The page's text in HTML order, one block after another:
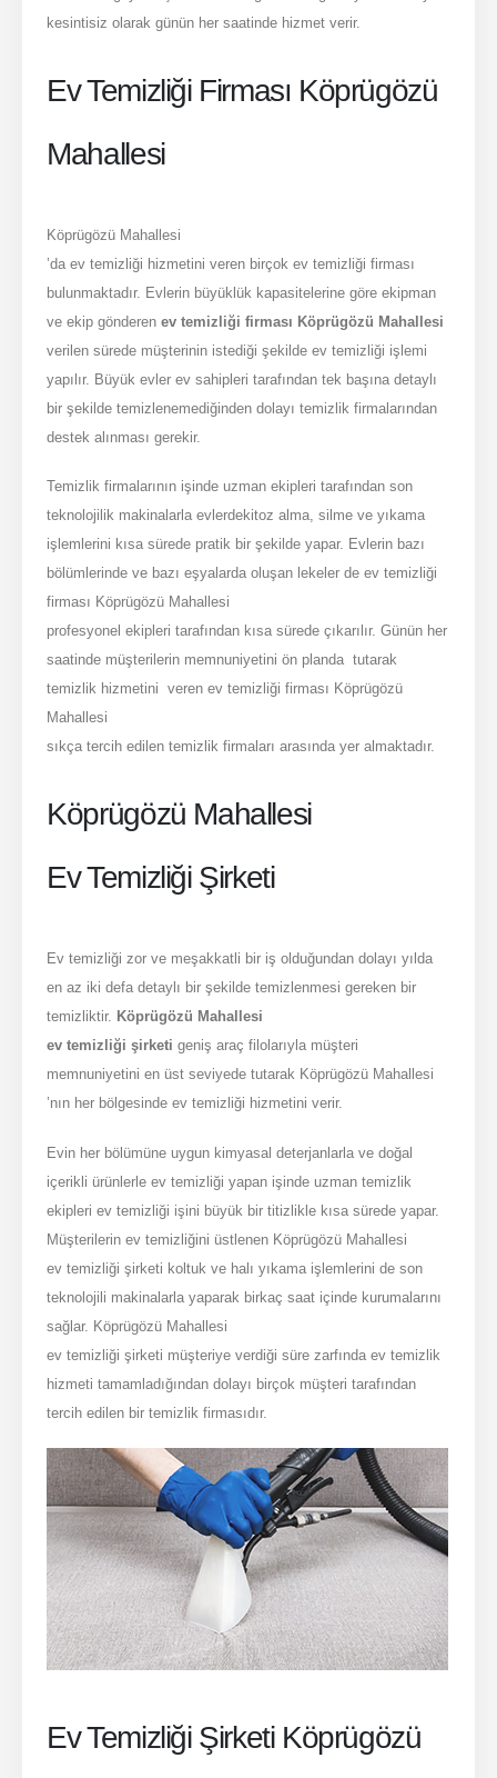
kesintisiz olarak günün her saatinde hizmet verir.
Ev Temizliği Firması Köprügözü
Mahallesi
Köprügözü Mahallesi
’da ev temizliği hizmetini veren birçok ev temizliği firması
bulunmaktadır. Evlerin büyüklük kapasitelerine göre ekipman
ve ekip gönderenev temizliği firması Köprügözü Mahallesi
verilen sürede müşterinin istediği şekilde ev temizliği işlemi
yapılır. Büyük evler ev sahipleri tarafından tek başına detaylı
bir şekilde temizlenemediğinden dolayı temizlik firmalarından
destek alınması gerekir.
Temizlik firmalarının işinde uzman ekipleri tarafından son
teknolojilik makinalarla evlerdekitoz alma, silme ve yıkama
işlemlerini kısa sürede pratik bir şekilde yapar. Evlerin bazı
bölümlerinde ve bazı eşyalarda oluşan lekeler de ev temizliği
firması Köprügözü Mahallesi
profesyonel ekipleri tarafından kısa sürede çıkarılır. Günün her
saatinde müşterilerin memnuniyetini ön planda tutarak
temizlik hizmetini veren ev temizliği firması Köprügözü
Mahallesi
sıkça tercih edilen temizlik firmaları arasında yer almaktadır.
Köprügözü Mahallesi
Ev Temizliği Şirketi
Ev temizliği zor ve meşakkatli bir iş olduğundan dolayı yılda
en az iki defa detaylı bir şekilde temizlenmesi gereken bir
temizliktir. Köprügözü Mahallesi
ev temizliği şirketigeniş araç filolarıyla müşteri
memnuniyetini en üst seviyede tutarak Köprügözü Mahallesi
’nın her bölgesinde ev temizliği hizmetini verir.
Evin her bölümüne uygun kimyasal deterjanlarla ve doğal
içerikli ürünlerle ev temizliği yapan işinde uzman temizlik
ekipleri ev temizliği işini büyük bir titizlikle kısa sürede yapar.
Müşterilerin ev temizliğini üstlenen Köprügözü Mahallesi
ev temizliği şirketi koltuk ve halı yıkama işlemlerini de son
teknolojili makinalarla yaparak birkaç saat içinde kurumalarını
sağlar. Köprügözü Mahallesi
ev temizliği şirketi müşteriye verdiği süre zarfında ev temizlik
hizmeti tamamladığından dolayı birçok müşteri tarafından
tercih edilen bir temizlik firmasıdır.
Ev Temizliği Şirketi Köprügözü